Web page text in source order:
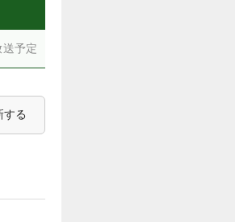
予定
する